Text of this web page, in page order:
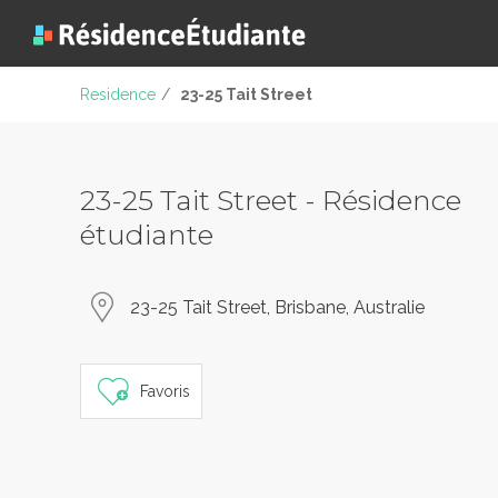
Residence / 23-25 Tait Street
23-25 Tait Street - Résidence
étudiante
23-25 Tait Street, Brisbane, Australie
Favoris